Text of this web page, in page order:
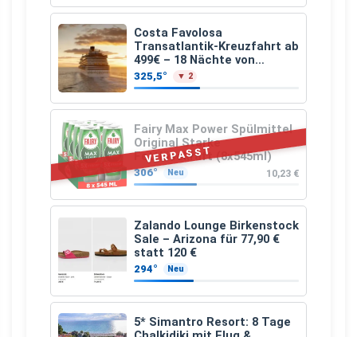
Costa Favolosa
Transatlantik-Kreuzfahrt ab
499€ – 18 Nächte von
Hamburg nach Guadeloupe
325,5° ▼ 2
VERPASST
Fairy Max Power Spülmittel
Original Starke
Fettlösekraft (8x545ml)
306° Neu 10,23 €
Zalando Lounge Birkenstock
Sale – Arizona für 77,90 €
statt 120 €
294° Neu
5* Simantro Resort: 8 Tage